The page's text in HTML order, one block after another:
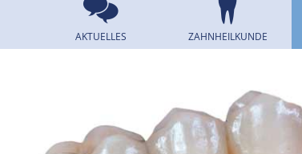
AKTUELLES ZAHNHEILKUNDE